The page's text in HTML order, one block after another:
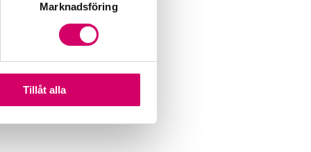
Marknadsföring
Tillåt alla